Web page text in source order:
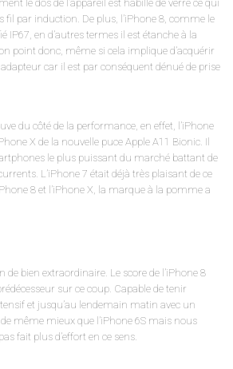
le dos de l’appareil est habillé de verre ce qui
fil par induction. De plus, l’iPhone 8, comme le
IP67, en d’autres termes il est étanche à la
point donc, même si cela implique d’acquérir
car il est par conséquent dénué de prise
du côté de la performance, en effet, l’iPhone
X de la nouvelle puce Apple A11 Bionic. Il
le plus puissant du marché battant de
L’iPhone 7 était déjà très plaisant de ce
8 et l’iPhone X, la marque à la pomme a
de bien extraordinaire. Le score de l’iPhone 8
sur ce coup. Capable de tenir
et jusqu’au lendemain matin avec un
même mieux que l’iPhone 6S mais nous
fait plus d’effort en ce sens.